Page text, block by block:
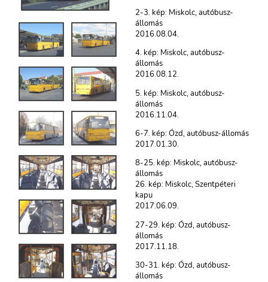
2-3. kép: Miskolc, autóbusz-
állomás
2016.08.04.
4. kép: Miskolc, autóbusz-
állomás
2016.08.12.
5. kép: Miskolc, autóbusz-
állomás
2016.11.04.
6-7. kép: Ózd, autóbusz-állomás
2017.01.30.
8-25. kép: Miskolc, autóbusz-
állomás
26. kép: Miskolc, Szentpéteri
kapu
2017.06.09.
27-29. kép: Ózd, autóbusz-
állomás
2017.11.18.
30-31. kép: Ózd, autóbusz-
állomás